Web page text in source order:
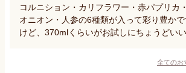
コルニション・カリフラワー・赤パプリカ
オニオン・人参の6種類が入って彩り豊か
けど、370mlくらいがお試しにちょうどいい
全てのお